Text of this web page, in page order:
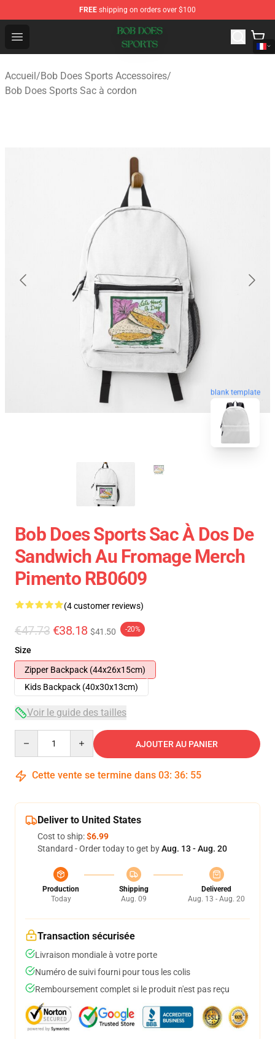
FREE shipping on orders over $100
Open menu
Bob Does Sports Store - Official Bob Does Sports
Accueil/Bob Does Sports Accessoires/
Bob Does Sports Sac à cordon
blank template
Bob Does Sports Sac À Dos De
Sandwich Au Fromage Merch
Pimento RB0609
(4 customer reviews)
€47.73 €38.18 $41.50 -20%
Size
Zipper Backpack (44x26x15cm)
Kids Backpack (40x30x13cm)
Voir le guide des tailles
AJOUTER AU PANIER
Cette vente se termine dans 03: 36: 54
Deliver to United States
Cost to ship:$6.99
Standard - Order today to get byAug. 13 - Aug. 20
Production
Today
Shipping
Aug. 09
Delivered
Aug. 13 - Aug. 20
Transaction sécurisée
Livraison mondiale à votre porte
Numéro de suivi fourni pour tous les colis
Remboursement complet si le produit n'est pas reçu